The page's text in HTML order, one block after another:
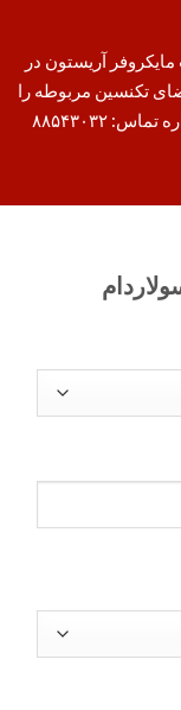
آریستون در
تکنسین مربوطه را
۸۸۵۴۳۰۳۲